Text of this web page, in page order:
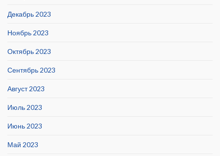
Декабрь 2023
Ноябрь 2023
Октябрь 2023
Сентябрь 2023
Август 2023
Июль 2023
Июнь 2023
Май 2023